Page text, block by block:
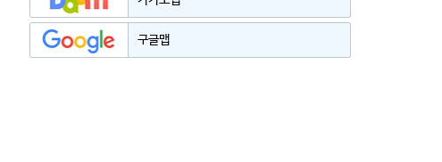
구글맵